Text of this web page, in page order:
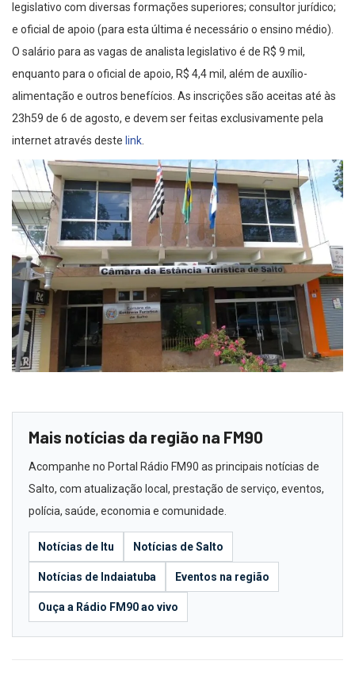
legislativo com diversas formações superiores; consultor jurídico;
e oficial de apoio (para esta última é necessário o ensino médio).
O salário para as vagas de analista legislativo é de R$ 9 mil,
enquanto para o oficial de apoio, R$ 4,4 mil, além de auxílio-
alimentação e outros benefícios. As inscrições são aceitas até às
23h59 de 6 de agosto, e devem ser feitas exclusivamente pela
internet através deste link.
Mais notícias da região na FM90
Acompanhe no Portal Rádio FM90 as principais notícias de
Salto, com atualização local, prestação de serviço, eventos,
polícia, saúde, economia e comunidade.
Notícias de Itu Notícias de Salto
Notícias de Indaiatuba Eventos na região
Ouça a Rádio FM90 ao vivo